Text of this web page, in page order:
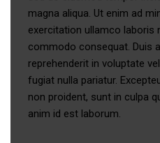
magna aliqua. Ut enim ad
exercitation ullamco laboris
commodo consequat. Duis
reprehenderit in voluptate
fugiat nulla pariatur.
non proident, sunt in culpa
anim id est laborum.